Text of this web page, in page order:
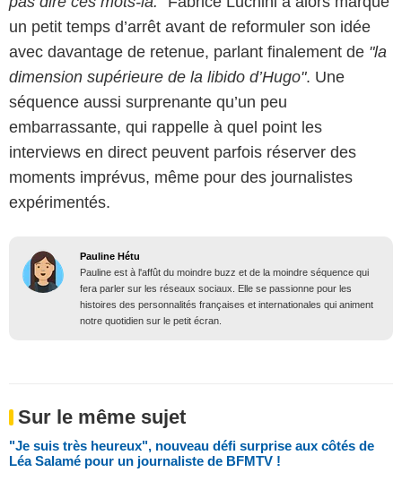
un petit temps d’arrêt avant de reformuler son idée
avec davantage de retenue, parlant finalement de "la
dimension supérieure de la libido d’Hugo". Une
séquence aussi surprenante qu’un peu
embarrassante, qui rappelle à quel point les
interviews en direct peuvent parfois réserver des
moments imprévus, même pour des journalistes
expérimentés.
Pauline Hétu
Pauline est à l'affût du moindre buzz et de la moindre séquence qui
fera parler sur les réseaux sociaux. Elle se passionne pour les
histoires des personnalités françaises et internationales qui animent
notre quotidien sur le petit écran.
Sur le même sujet
"Je suis très heureux", nouveau défi surprise aux côtés de
Léa Salamé pour un journaliste de BFMTV !